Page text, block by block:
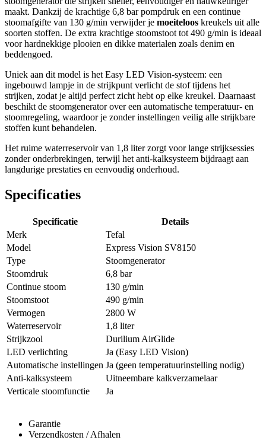
maakt. Dankzij de krachtige 6,8 bar pompdruk en een continue
stoomafgifte van 130 g/min verwijder je moeiteloos kreukels uit alle
soorten stoffen. De extra krachtige stoomstoot tot 490 g/min is ideaal
voor hardnekkige plooien en dikke materialen zoals denim en
beddengoed.
Uniek aan dit model is het Easy LED Vision-systeem: een
ingebouwd lampje in de strijkpunt verlicht de stof tijdens het
strijken, zodat je altijd perfect zicht hebt op elke kreukel. Daarnaast
beschikt de stoomgenerator over een automatische temperatuur- en
stoomregeling, waardoor je zonder instellingen veilig alle strijkbare
stoffen kunt behandelen.
Het ruime waterreservoir van 1,8 liter zorgt voor lange strijksessies
zonder onderbrekingen, terwijl het anti-kalksysteem bijdraagt aan
langdurige prestaties en eenvoudig onderhoud.
Specificaties
Specificatie
Details
Merk
Tefal
Model
Express Vision SV8150
Type
Stoomgenerator
Stoomdruk
6,8 bar
Continue stoom
130 g/min
Stoomstoot
490 g/min
Vermogen
2800 W
Waterreservoir
1,8 liter
Strijkzool
Durilium AirGlide
LED verlichting
Ja (Easy LED Vision)
Automatische instellingen Ja (geen temperatuurinstelling nodig)
Anti-kalksysteem
Uitneembare kalkverzamelaar
Verticale stoomfunctie
Ja
Garantie
Verzendkosten / Afhalen